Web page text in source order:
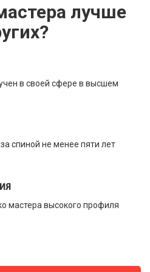
лучше
в своей сфере в высшем
спиной не менее пяти лет
мастера высокого профиля